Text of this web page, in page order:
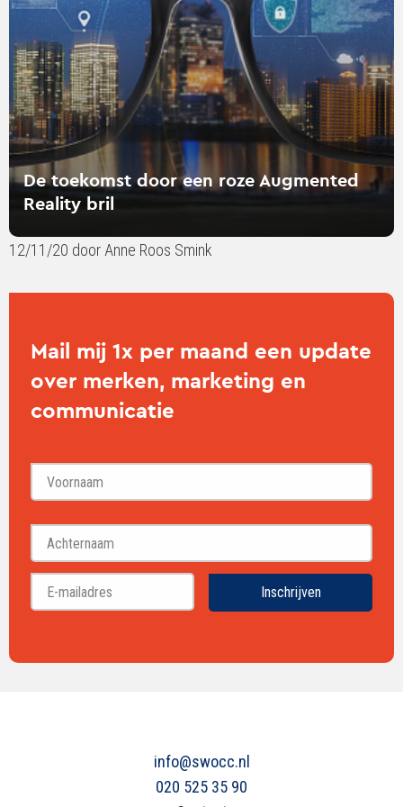
De toekomst door een roze Augmented
Reality bril
12/11/20 door Anne Roos Smink
roze
Reality
bril
Mail mij 1x per maand een update
over merken, marketing en
communicatie
Voornaam
Inschrijven
info@swocc.nl
020 525 35 90